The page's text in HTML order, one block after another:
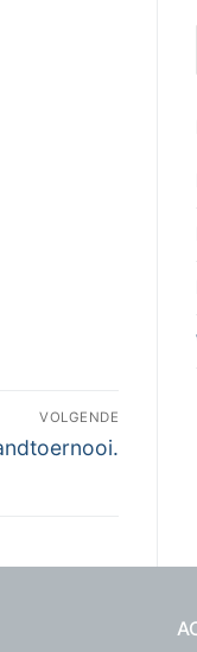
VOLGENDE